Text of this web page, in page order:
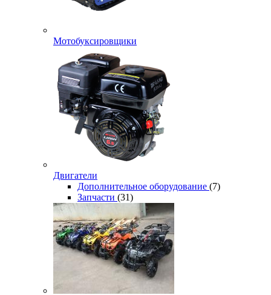
Мотобуксировщики
Двигатели
Дополнительное оборудование (7)
Запчасти (31)